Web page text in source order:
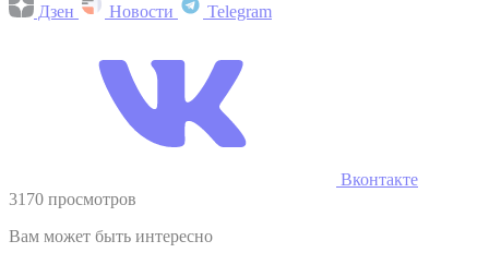
Дзен Новости Telegram
Вконтакте
3170 просмотров
Вам может быть интересно